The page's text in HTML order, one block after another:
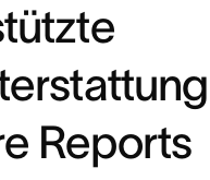
Reports